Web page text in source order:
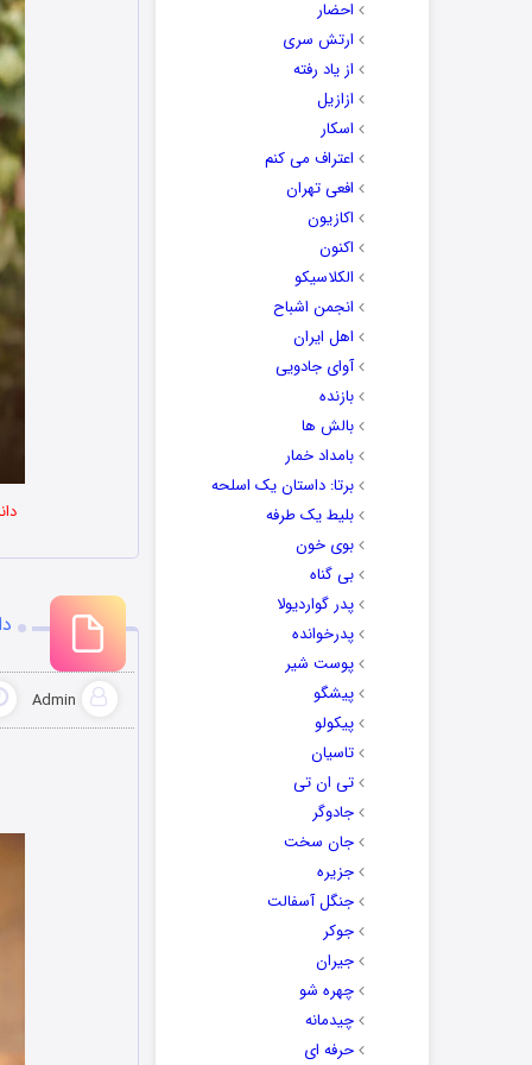
احضار
ارتش سری
از یاد رفته
ازازیل
اسکار
اعتراف می کنم
افعی تهران
اکازیون
اکنون
الکلاسیکو
انجمن اشباح
اهل ایران
آوای جادویی
بازنده
بالش ها
بامداد خمار
برتا: داستان یک اسلحه
بلیط یک‌‌ طرفه
بوی خون
بی گناه
پدر گواردیولا
پدرخوانده
پوست شیر
پیشگو
پیکولو
تاسیان
تی ان تی
جادوگر
جان سخت
جزیره
جنگل آسفالت
جوکر
جیران
چهره شو
چیدمانه
حرفه ای
Admin